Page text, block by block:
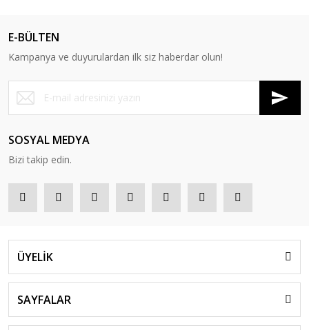
E-BÜLTEN
Kampanya ve duyurulardan ilk siz haberdar olun!
SOSYAL MEDYA
Bizi takip edin.
ÜYELİK
SAYFALAR